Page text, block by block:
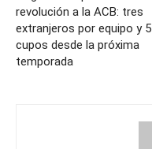
revolución a la ACB: tres
extranjeros por equipo y 5
cupos desde la próxima
temporada